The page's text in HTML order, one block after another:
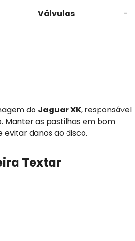
Válvulas
-
do Jaguar XK, responsável
Manter as pastilhas em bom
evitar danos ao disco.
Textar